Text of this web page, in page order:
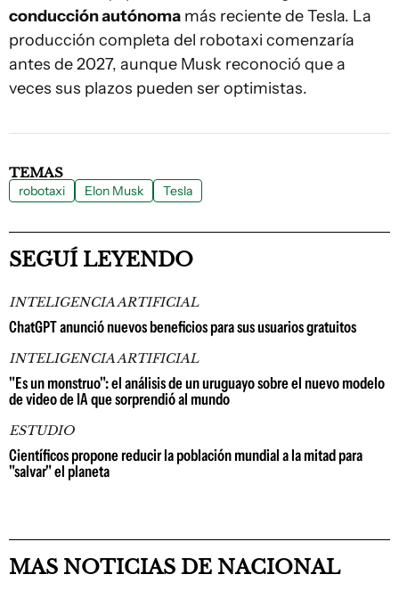
conducción autónoma más reciente de Tesla. La
producción completa del robotaxi comenzaría
antes de 2027, aunque Musk reconoció que a
veces sus plazos pueden ser optimistas.
TEMAS
robotaxi Elon Musk Tesla
SEGUÍ LEYENDO
INTELIGENCIA ARTIFICIAL
ChatGPT anunció nuevos beneficios para sus usuarios gratuitos
INTELIGENCIA ARTIFICIAL
"Es un monstruo": el análisis de un uruguayo sobre el nuevo modelo
de video de IA que sorprendió al mundo
ESTUDIO
Científicos propone reducir la población mundial a la mitad para
"salvar" el planeta
MAS NOTICIAS DE NACIONAL